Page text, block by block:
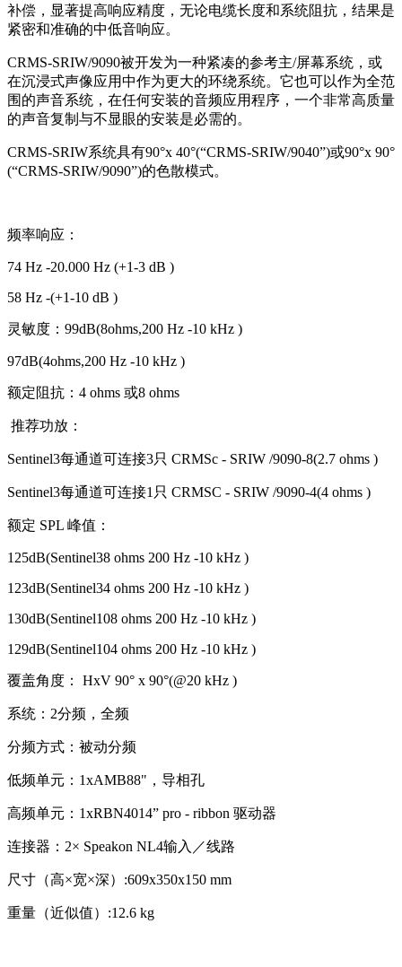
补偿，显著提高响应精度，无论电缆长度和系统阻抗，结果是
紧密和准确的中低音响应。
CRMS-SRIW/9090被开发为一种紧凑的参考主/屏幕系统，或
在沉浸式声像应用中作为更大的环绕系统。它也可以作为全范
围的声音系统，在任何安装的音频应用程序，一个非常高质量
的声音复制与不显眼的安装是必需的。
CRMS-SRIW系统具有90°x 40°(“CRMS-SRIW/9040”)或90°x 90°
(“CRMS-SRIW/9090”)的色散模式。
频率响应：
74 Hz -20.000 Hz (+1-3 dB )
58 Hz -(+1-10 dB )
灵敏度：99dB(8ohms,200 Hz -10 kHz )
97dB(4ohms,200 Hz -10 kHz )
额定阻抗：4 ohms 或8 ohms
推荐功放：
Sentinel3每通道可连接3只 CRMSc - SRIW /9090-8(2.7 ohms )
Sentinel3每通道可连接1只 CRMSC - SRIW /9090-4(4 ohms )
额定 SPL 峰值：
125dB(Sentinel38 ohms 200 Hz -10 kHz )
123dB(Sentinel34 ohms 200 Hz -10 kHz )
130dB(Sentinel108 ohms 200 Hz -10 kHz )
129dB(Sentinel104 ohms 200 Hz -10 kHz )
覆盖角度： HxV 90° x 90°(@20 kHz )
系统：2分频，全频
分频方式：被动分频
低频单元：1xAMB88"，导相孔
高频单元：1xRBN4014” pro - ribbon 驱动器
连接器：2× Speakon NL4输入／线路
尺寸（高×宽×深）:609x350x150 mm
重量（近似值）:12.6 kg